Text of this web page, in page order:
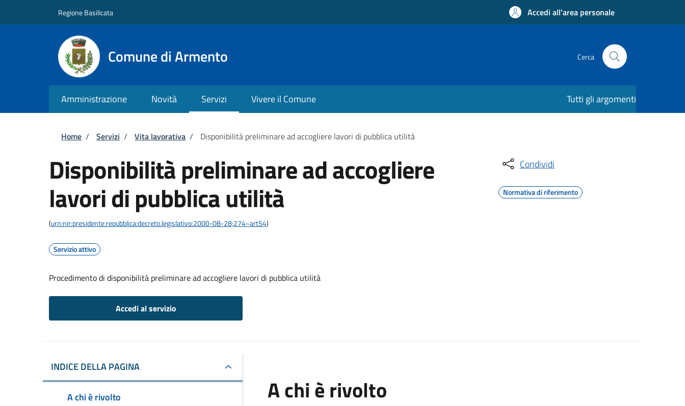
Regione Basilicata Accedi all'area personale
Comune di Armento Cerca
Amministrazione Novità Servizi Vivere il Comune Tutti gli argomenti
Briciole di pane
Home / Servizi / Vita lavorativa / Disponibilità preliminare ad accogliere lavori di pubblica utilità
Disponibilità preliminare ad accogliere
lavori di pubblica utilità
(urn:nir:presidente.repubblica:decreto.legislativo:2000-08-28;274~art54)
Servizio attivo
Procedimento di disponibilità preliminare ad accogliere lavori di pubblica utilità
Accedi al servizio
Condividi
Normativa di riferimento
INDICE DELLA PAGINA
A chi è rivolto
A chi è rivolto